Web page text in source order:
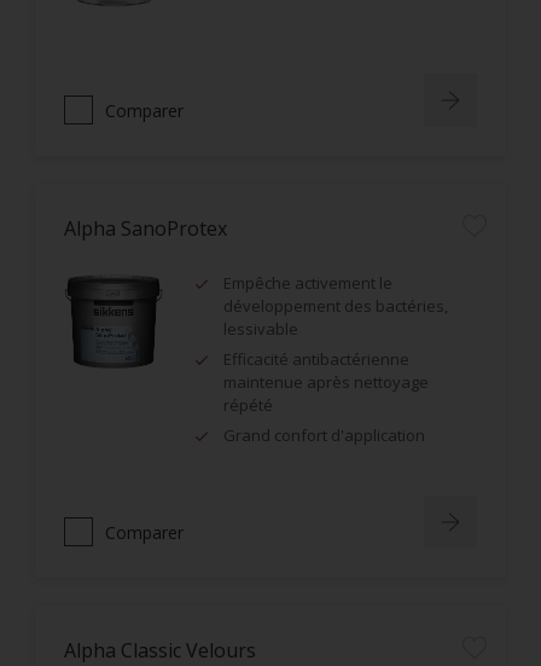
Comparer
Alpha SanoProtex
Empêche activement le
développement des bactéries,
lessivable
Efficacité antibactérienne
maintenue après nettoyage
répété
Grand confort d'application
Comparer
Alpha Classic Velours